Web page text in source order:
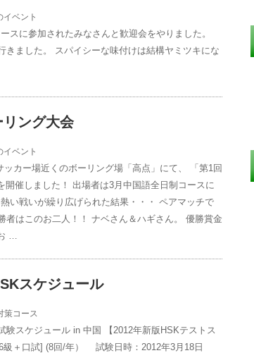
イベント
スに参加されたみなさんと歓迎会をやりました。
きました。 スパイシーな味付けは結構ヤミツキにな
ング大会
イベント
ッカー場近くのボーリング場「高点」にて、 「第1回
開催しました！ 出場者は3月中国語全日制コースに
い戦いが繰り広げられた結果・・・ ペアマッチで
者はこのお二人！！ ナベさん＆ハギさん。 優勝賞金
…
スケジュール
策コース
スケジュール in 中国 【2012年新版HSKテストス
級＋口試] (8回/年） 試験日時：2012年3月18日